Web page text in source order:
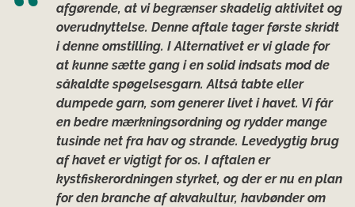
afgørende, at vi begrænser skadelig aktivitet og
overudnyttelse. Denne aftale tager første skridt
i denne omstilling. I Alternativet er vi glade for
at kunne sætte gang i en solid indsats mod de
såkaldte spøgelsesgarn. Altså tabte eller
dumpede garn, som generer livet i havet. Vi får
en bedre mærkningsordning og rydder mange
tusinde net fra hav og strande. Levedygtig brug
af havet er vigtigt for os. I aftalen er
kystfiskerordningen styrket, og der er nu en plan
for den branche af akvakultur, havbønder om